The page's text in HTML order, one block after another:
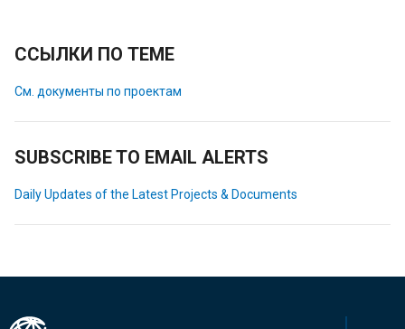
ССЫЛКИ ПО ТЕМЕ
См. документы по проектам
SUBSCRIBE TO EMAIL ALERTS
Daily Updates of the Latest Projects & Documents